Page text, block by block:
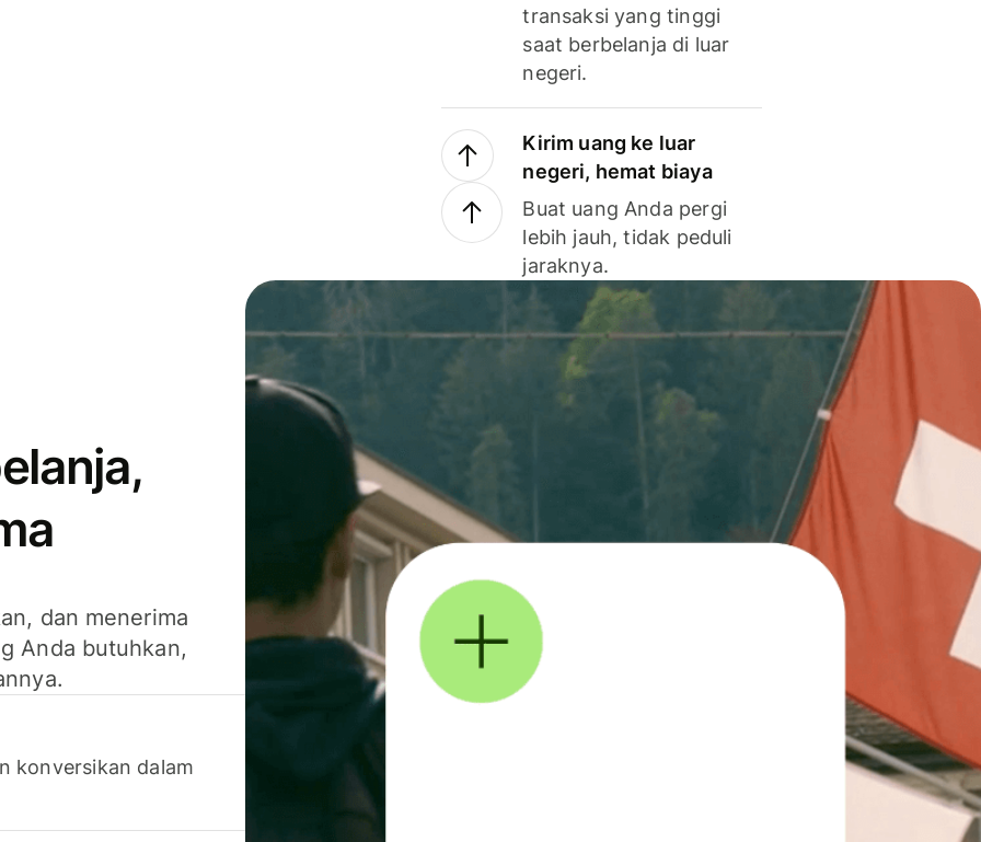
transaksi yang tinggi
saat berbelanja di luar
negeri.
Kirim uang ke luar
negeri, hemat biaya
Buat uang Anda pergi
lebih jauh, tidak peduli
jaraknya.
dan menerima
Anda butuhkan,
konversikan dalam